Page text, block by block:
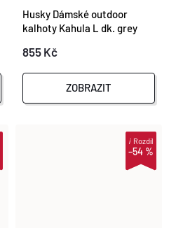
Husky Dámské outdoor
kalhoty Kahula L dk. grey
855 Kč
ZOBRAZIT
–54 %
iRozdíl